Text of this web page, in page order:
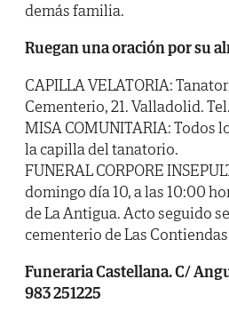
demás familia.
Ruegan una oración por su
CAPILLA VELATORIA:
Cementerio, 21. Valladolid.
MISA COMUNITARIA: Todos
la capilla del tanatorio.
FUNERAL CORPORE
domingo día 10, a las 10:00
de La Antigua. Acto seguido
cementerio de Las
Funeraria Castellana. C/
983 251225